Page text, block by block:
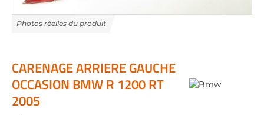
the
beginning
of
the
images
CARENAGE ARRIERE GAUCHE
OCCASION BMW R 1200 RT
2005